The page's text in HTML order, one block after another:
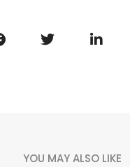
YOU MAY ALSO LIKE